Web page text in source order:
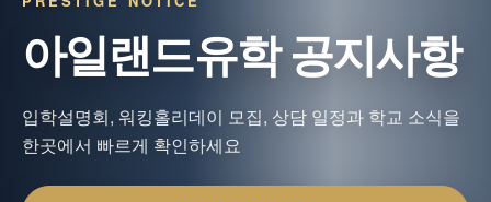
아일랜드유학 공지사항
입학설명회, 워킹홀리데이 모집, 상담 일정과 학교 소식을
한곳에서 빠르게 확인하세요